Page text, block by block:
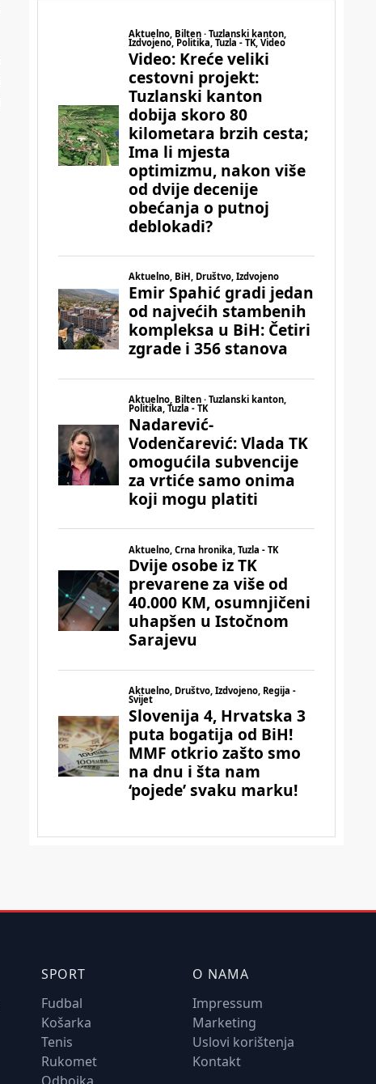
SPORT
Fudbal
Košarka
Tenis
Rukomet
Odbojka
O NAMA
Impressum
Marketing
Uslovi korištenja
Kontakt